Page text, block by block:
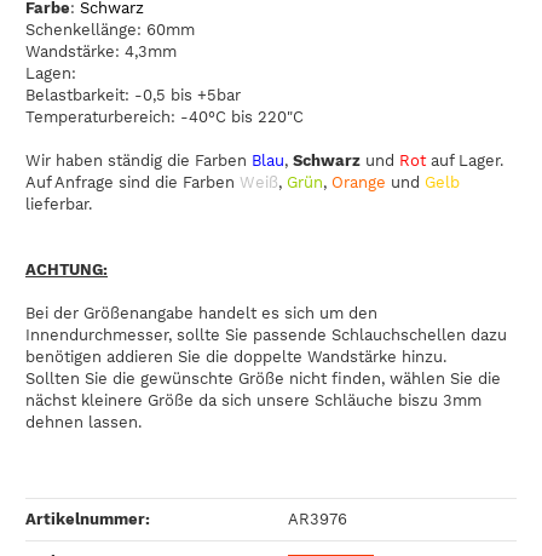
Farbe: Schwarz
Schenkellänge: 60mm
Wandstärke: 4,3mm
Lagen:
Belastbarkeit: -0,5 bis +5bar
Temperaturbereich: -40°C bis 220"C
Wir haben ständig die Farben Blau, Schwarz und Rot auf Lager.
Auf Anfrage sind die Farben Weiß, Grün, Orange und Gelb
lieferbar.
ACHTUNG:
Bei der Größenangabe handelt es sich um den
Innendurchmesser, sollte Sie passende Schlauchschellen dazu
benötigen addieren Sie die doppelte Wandstärke hinzu.
Sollten Sie die gewünschte Größe nicht finden, wählen Sie die
nächst kleinere Größe da sich unsere Schläuche biszu 3mm
dehnen lassen.
Artikelnummer: AR3976